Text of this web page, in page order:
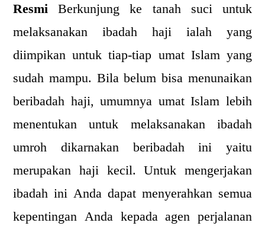
ResmiBerkunjung ke tanah suci untuk
melaksanakan ibadah haji ialah yang
diimpikan untuk tiap-tiap umat Islam yang
sudah mampu. Bila belum bisa menunaikan
beribadah haji, umumnya umat Islam lebih
menentukan untuk melaksanakan ibadah
umroh dikarnakan beribadah ini yaitu
merupakan haji kecil. Untuk mengerjakan
ibadah ini Anda dapat menyerahkan semua
kepentingan Anda kepada agen perjalanan